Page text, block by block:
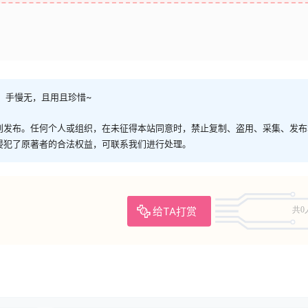
手慢无，且用且珍惜~
布。任何个人或组织，在未征得本站同意时，禁止复制、盗用、采集、发
了原著者的合法权益，可联系我们进行处理。
给TA打赏 共0